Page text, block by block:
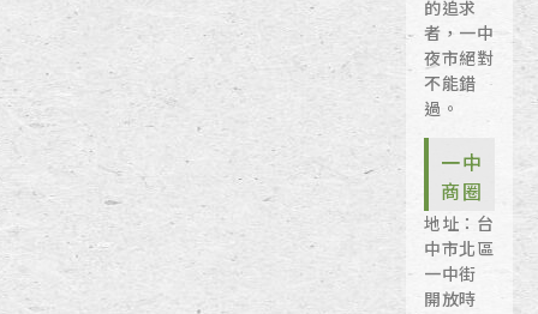
的追求
者，一中
夜市絕對
不能錯
過。
一中
商圈
地址：台
中市北區
一中街
開放時